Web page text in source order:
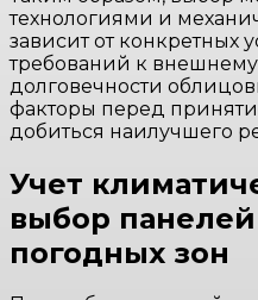
технологиями и
зависит от конкретных
требований к
долговечности
факторы перед
добиться наилучшего
Учет
выбор
погодных зон